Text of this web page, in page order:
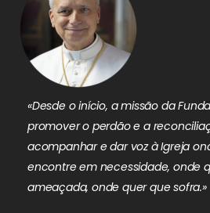
«Desde o início, a missão da
promover o perdão e a
acompanhar e dar voz à Igreja
encontre em necessidade, onde
ameaçada, onde quer que sofra.»